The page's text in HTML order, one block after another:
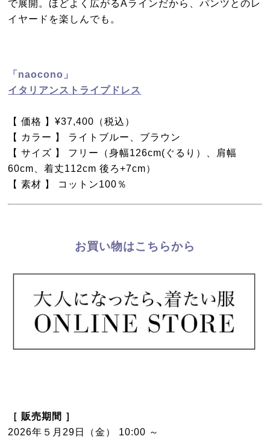
で展開。ほどよく広がるAラインだから、パンツとのレ
イヤードを楽しんでも。
「naocono」
イタリアンストライプドレス
【 価格 】¥37,400（税込）
【 カラー 】 ライトブルー、ブラウン
【 サイズ 】 フリー（身幅126cm(ぐるり）、肩幅
60cm、着丈112cm 後ろ+7cm）
【 素材 】 コットン100％
お買い物はこちらから
［ 販売期間 ］
2026年５月29日（金） 10:00 ～